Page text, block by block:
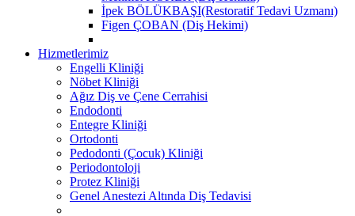
İpek BÖLÜKBAŞI(Restoratif Tedavi Uzmanı)
Figen ÇOBAN (Diş Hekimi)
Hizmetlerimiz
Engelli Kliniği
Nöbet Kliniği
Ağız Diş ve Çene Cerrahisi
Endodonti
Entegre Kliniği
Ortodonti
Pedodonti (Çocuk) Kliniği
Periodontoloji
Protez Kliniği
Genel Anestezi Altında Diş Tedavisi